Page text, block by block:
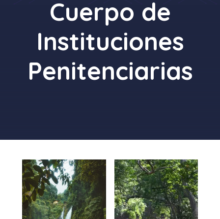
Cuerpo de
Instituciones
Penitenciarias